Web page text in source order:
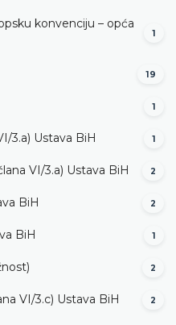
konvenciju – opća
1
19
1
3.а) Ustava BiH 1
VI/3.а) Ustava BiH 2
BiH 2
BiH 1
2
VI/3.c) Ustava BiH 2